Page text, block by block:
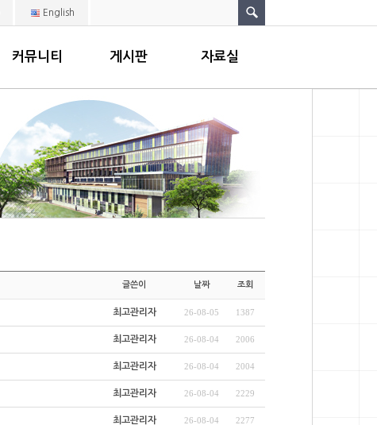
English
커뮤니티 게시판 자료실
글쓴이 날짜 조회
최고관리자 26-08-05 1387
최고관리자 26-08-04 2006
최고관리자 26-08-04 2004
최고관리자 26-08-04 2229
최고관리자 26-08-04 2277